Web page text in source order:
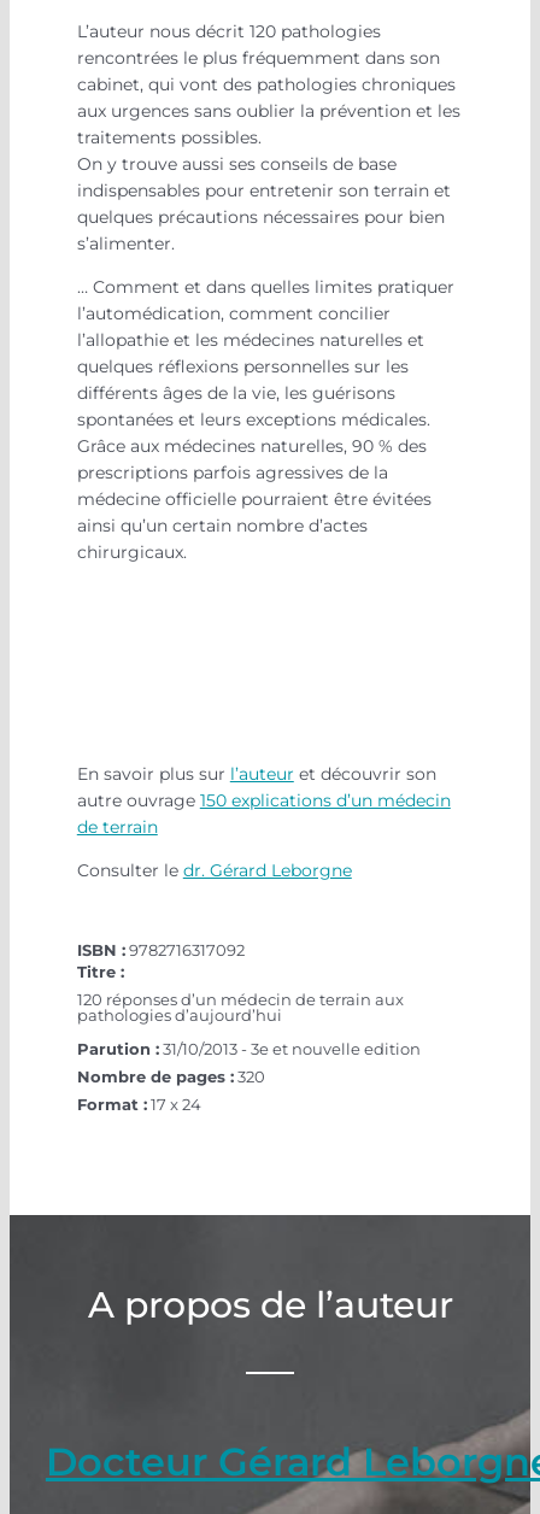
L’auteur nous décrit 120 pathologies
rencontrées le plus fréquemment dans son
cabinet, qui vont des pathologies chroniques
aux urgences sans oublier la prévention et les
traitements possibles.
On y trouve aussi ses conseils de base
indispensables pour entretenir son terrain et
quelques précautions nécessaires pour bien
s’alimenter.
… Comment et dans quelles limites pratiquer
l’automédication, comment concilier
l’allopathie et les médecines naturelles et
quelques réflexions personnelles sur les
différents âges de la vie, les guérisons
spontanées et leurs exceptions médicales.
Grâce aux médecines naturelles, 90 % des
prescriptions parfois agressives de la
médecine officielle pourraient être évitées
ainsi qu’un certain nombre d’actes
chirurgicaux.
En savoir plus sur l’auteur et découvrir son
autre ouvrage 150 explications d’un médecin
de terrain
Consulter le dr. Gérard Leborgne
ISBN : 9782716317092
Titre :
120 réponses d’un médecin de terrain aux
pathologies d’aujourd’hui
Parution :31/10/2013 - 3e et nouvelle edition
Nombre de pages :320
Format :17 x 24
A propos de l’auteur
Docteur Gérard